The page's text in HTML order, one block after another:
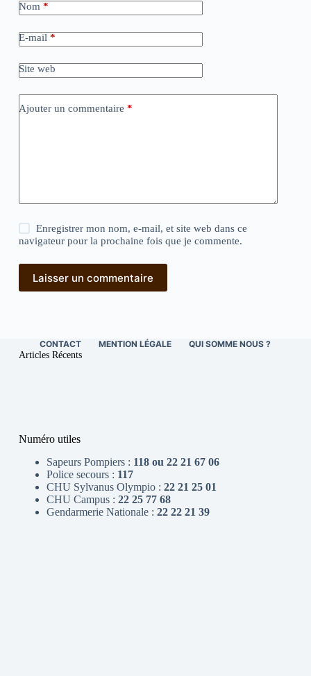
Nom *
E-mail *
Site web
Ajouter un commentaire *
Enregistrer mon nom, e-mail, et site web dans ce
navigateur pour la prochaine fois que je commente.
Laisser un commentaire
CONTACT MENTION LÉGALE QUI SOMME NOUS ?
Articles Récents
Numéro utiles
Sapeurs Pompiers : 118 ou 22 21 67 06
Police secours : 117
CHU Sylvanus Olympio : 22 21 25 01
CHU Campus : 22 25 77 68
Gendarmerie Nationale : 22 22 21 39